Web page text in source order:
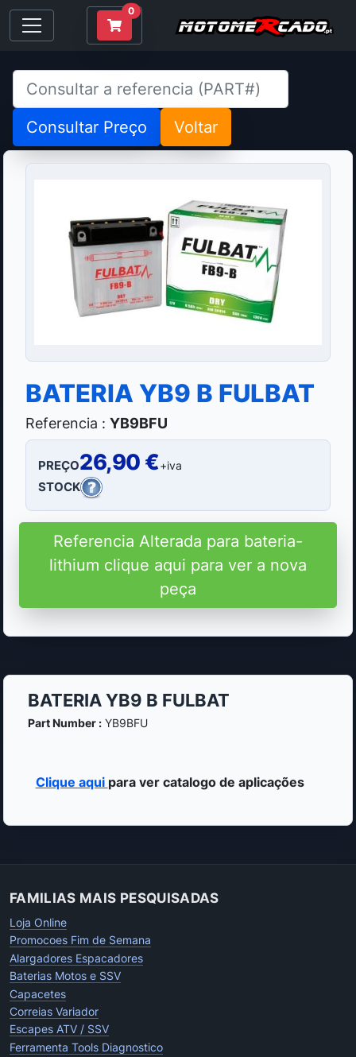
0
Consultar Preço Voltar
BATERIA YB9 B FULBAT
Referencia : YB9BFU
PREÇO26,90 €+iva
STOCK
Referencia Alterada para bateria-
lithium clique aqui para ver a nova
peça
BATERIA YB9 B FULBAT
Part Number :YB9BFU
Clique aqui para ver catalogo de aplicações
FAMILIAS MAIS PESQUISADAS
Loja Online
Promocoes Fim de Semana
Alargadores Espacadores
Baterias Motos e SSV
Capacetes
Correias Variador
Escapes ATV / SSV
Ferramenta Tools Diagnostico